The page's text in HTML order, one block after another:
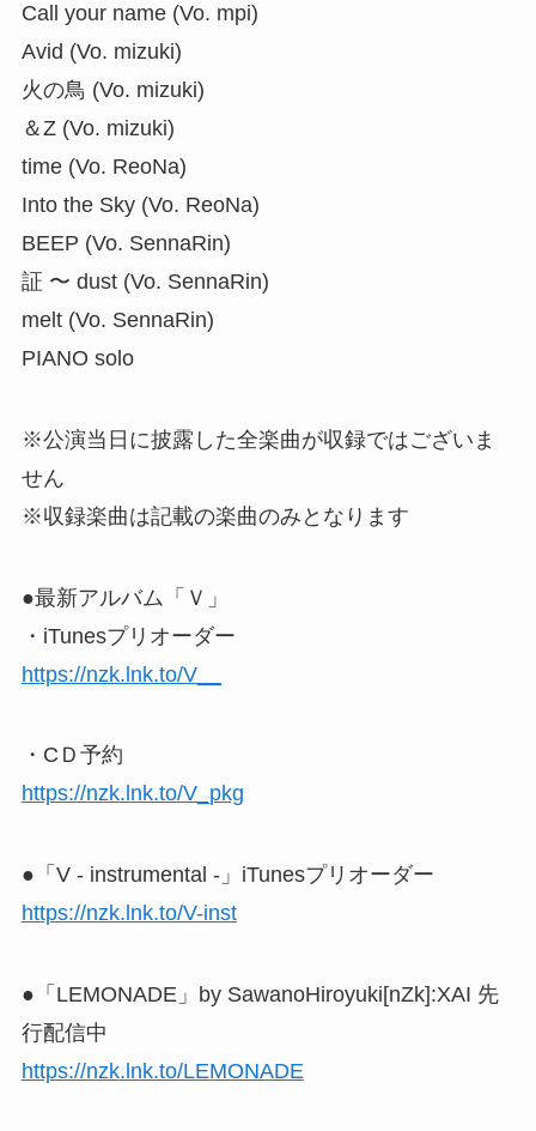
Call your name (Vo. mpi)
Avid (Vo. mizuki)
火の鳥 (Vo. mizuki)
＆Z (Vo. mizuki)
time (Vo. ReoNa)
Into the Sky (Vo. ReoNa)
BEEP (Vo. SennaRin)
証 〜 dust (Vo. SennaRin)
melt (Vo. SennaRin)
PIANO solo
※公演当日に披露した全楽曲が収録ではございま
せん
※収録楽曲は記載の楽曲のみとなります
●最新アルバム「Ｖ」
・iTunesプリオーダー
https://nzk.lnk.to/V__
・CＤ予約
https://nzk.lnk.to/V_pkg
●「V - instrumental -」iTunesプリオーダー
https://nzk.lnk.to/V-inst
●「LEMONADE」by SawanoHiroyuki[nZk]:XAI 先
行配信中
https://nzk.lnk.to/LEMONADE